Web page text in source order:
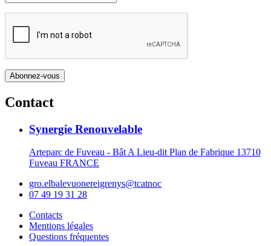
Contact
Synergie Renouvelable
Arteparc de Fuveau - Bât A Lieu-dit Plan de Fabrique 13710
Fuveau FRANCE
gro.elbalevuonereigrenys@tcatnoc
07 49 19 31 28
Contacts
Mentions légales
Questions fréquentes